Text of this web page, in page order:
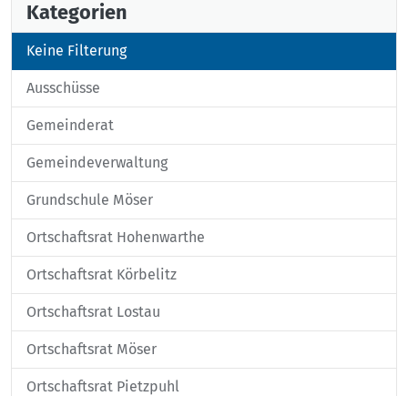
Kategorien
Keine Filterung
Ausschüsse
Gemeinderat
Gemeindeverwaltung
Grundschule Möser
Ortschaftsrat Hohenwarthe
Ortschaftsrat Körbelitz
Ortschaftsrat Lostau
Ortschaftsrat Möser
Ortschaftsrat Pietzpuhl